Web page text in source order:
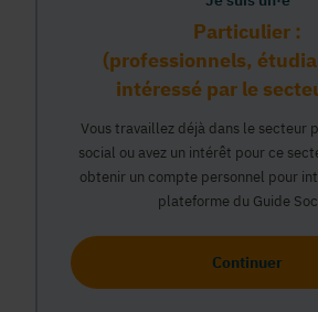
Particulier :
(professionnels,
intéressé par le
Vous travaillez déjà dans le secteur
social ou avez un intérêt pour ce
obtenir un compte personnel pour
plateforme du Guide
Continuer